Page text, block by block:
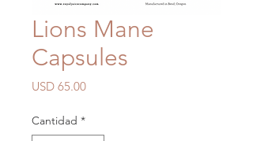
Lions Mane
Capsules
USD 65.00Precio
Cantidad *